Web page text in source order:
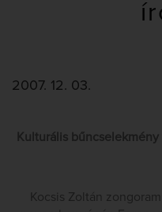
2007. 12. 03.
Kulturális
Kocsis Zoltán